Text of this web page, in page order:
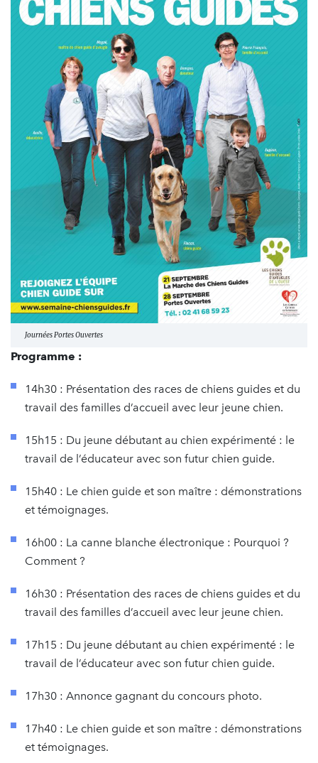
Journées Portes Ouvertes
Programme :
14h30 : Présentation des races de chiens guides et du
travail des familles d’accueil avec leur jeune chien.
15h15 : Du jeune débutant au chien expérimenté : le
travail de l’éducateur avec son futur chien guide.
15h40 : Le chien guide et son maître : démonstrations
et témoignages.
16h00 : La canne blanche électronique : Pourquoi ?
Comment ?
16h30 : Présentation des races de chiens guides et du
travail des familles d’accueil avec leur jeune chien.
17h15 : Du jeune débutant au chien expérimenté : le
travail de l’éducateur avec son futur chien guide.
17h30 : Annonce gagnant du concours photo.
17h40 : Le chien guide et son maître : démonstrations
et témoignages.